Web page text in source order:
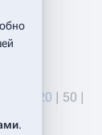
50 20 | 50 |
.